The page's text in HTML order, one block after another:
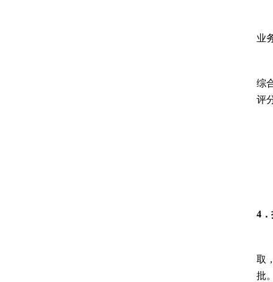
业
综
评
4．
取
批。